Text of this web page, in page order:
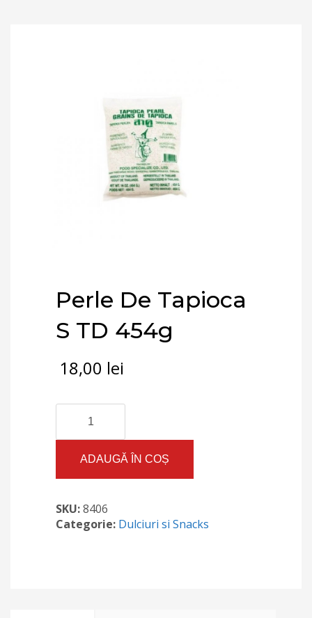
Perle De Tapioca
S TD 454g
18,00 lei
De
Tapioca
454g
ADAUGĂ ÎN COȘ
SKU:8406
Categorie: Dulciuri si Snacks